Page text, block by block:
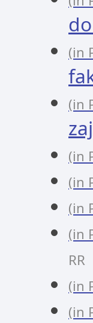
(in
(in
(in
(in
(in
(in
RR
(in
(in